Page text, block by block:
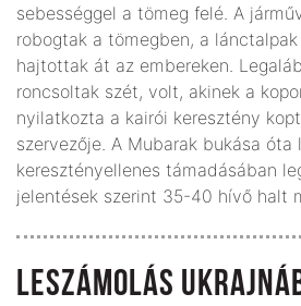
sebességgel a tömeg felé. A
robogtak a tömegben, a
hajtottak át az embereken.
roncsoltak szét, volt, akinek a
nyilatkozta a kairói keresztény
szervezője. A Mubarak bukása óta
keresztényellenes támadásában
jelentések szerint 35-40 hívő halt
LESZÁMOLÁS